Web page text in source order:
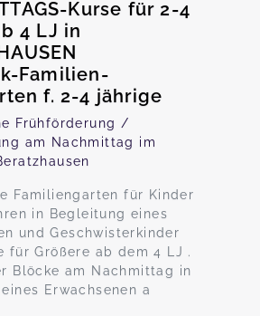
Kurse für 2-4
4 LJ in
Familien-
f. 2-4 jährige
Frühförderung /
am Nachmittag im
Familiengarten für Kinder
in Begleitung eines
und Geschwisterkinder
für Größere ab dem 4 LJ .
Blöcke am Nachmittag in
Erwachsenen a